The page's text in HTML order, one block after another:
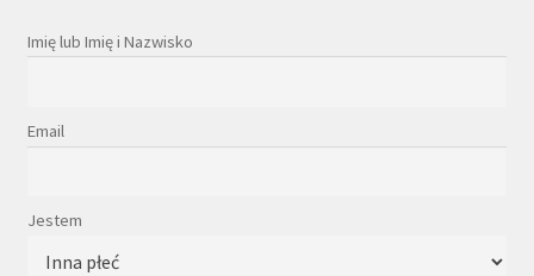
Imię lub Imię i Nazwisko
Email
Jestem